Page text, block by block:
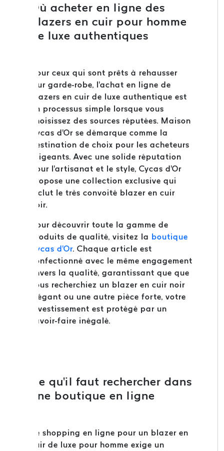
Où acheter en ligne des
blazers en cuir pour homme
de luxe authentiques
Pour ceux qui sont prêts à rehausser
leur garde-robe, l'achat en ligne de
blazers en cuir de luxe authentique est
un processus simple lorsque vous
choisissez des sources réputées. Maison
Cycas d'Or se démarque comme la
destination de choix pour les acheteurs
exigeants. Avec une solide réputation
pour l'artisanat et le style, Cycas d'Or
propose une collection exclusive qui
inclut le très convoité blazer en cuir
noir.
Pour découvrir toute la gamme de
produits de qualité, visitez la boutique
Cycas d'Or. Chaque article est
confectionné avec le même engagement
envers la qualité, garantissant que que
vous recherchiez un blazer en cuir noir
élégant ou une autre pièce forte, votre
investissement est protégé par un
savoir-faire inégalé.
Ce qu'il faut rechercher dans
une boutique en ligne
Le shopping en ligne pour un blazer en
cuir de luxe pour homme exige un